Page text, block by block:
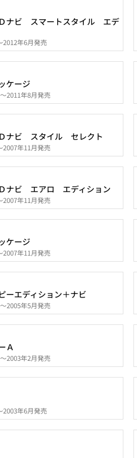
ナビ スマートスタイル エデ
2012年6月発売
ケージ
2011年8月発売
ナビ スタイル セレクト
2007年11月発売
ナビ エアロ エディション
2007年11月発売
ケージ
2007年11月発売
エディション＋ナビ
2005年5月発売
Ａ
2003年2月発売
2003年6月発売